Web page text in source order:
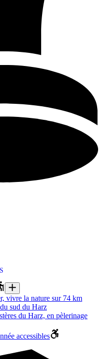
vivre la nature sur 74 km
sud du Harz
du Harz, en pèlerinage
accessibles